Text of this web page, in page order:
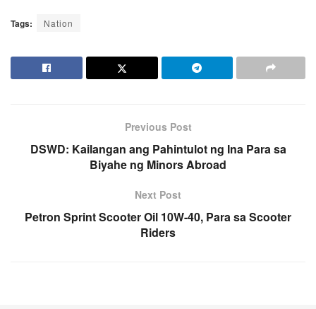
Tags: Nation
Previous Post
DSWD: Kailangan ang Pahintulot ng Ina Para sa
Biyahe ng Minors Abroad
Next Post
Petron Sprint Scooter Oil 10W-40, Para sa Scooter
Riders